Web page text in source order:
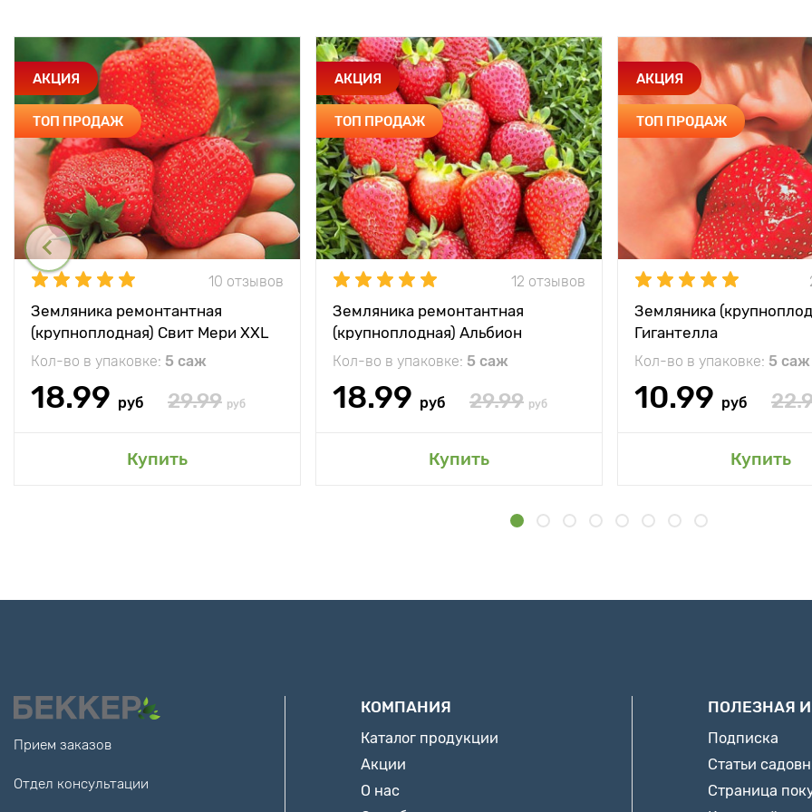
АКЦИЯ
ТОП ПРОДАЖ
10 отзывов
Земляника ремонтантная
(крупноплодная) Свит Мери XXL
Кол-во в упаковке: 5 саж
18.99 руб 29.99 руб
Купить
АКЦИЯ
ТОП ПРОДАЖ
12 отзывов
Земляника ремонтантная
(крупноплодная) Альбион
Кол-во в упаковке: 5 саж
18.99 руб 29.99 руб
Купить
АКЦИЯ
ТОП ПРОДАЖ
Земляника
Гигантелла
Кол-во в упаковке: 5 саж
10.99 руб
Купить
Прием заказов
Отдел консультации
КОМПАНИЯ
Каталог продукции
Акции
О нас
ПОЛЕЗНАЯ
Подписка
Статьи
Страница